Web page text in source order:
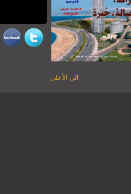
الى الأعلى